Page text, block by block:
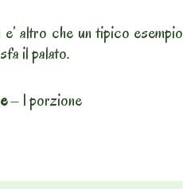
altro che un tipico esempio
il palato.
– 1 porzione